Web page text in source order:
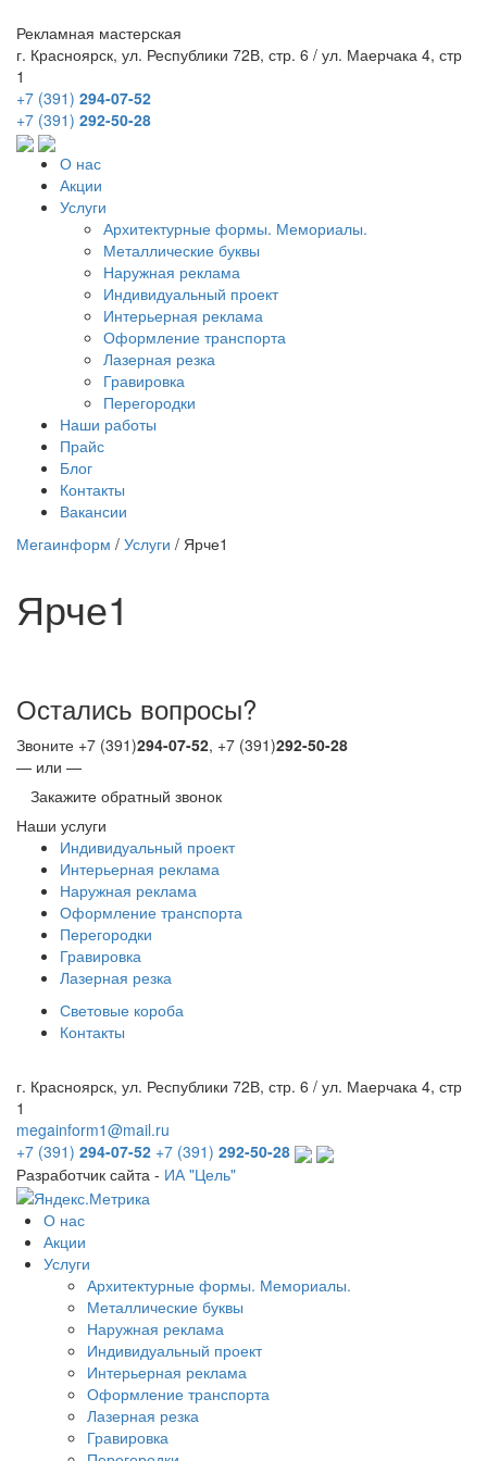
Рекламная мастерская
г. Красноярск, ул. Республики 72В, стр. 6 / ул. Маерчака 4, стр
1
+7 (391) 294-07-52
+7 (391) 292-50-28
О нас
Акции
Услуги
Архитектурные формы. Мемориалы.
Металлические буквы
Наружная реклама
Индивидуальный проект
Интерьерная реклама
Оформление транспорта
Лазерная резка
Гравировка
Перегородки
Наши работы
Прайс
Блог
Контакты
Вакансии
Мегаинформ / Услуги / Ярче1
Ярче1
Остались вопросы?
Звоните +7 (391)294-07-52, +7 (391)292-50-28
— или —
Закажите обратный звонок
Наши услуги
Индивидуальный проект
Интерьерная реклама
Наружная реклама
Оформление транспорта
Перегородки
Гравировка
Лазерная резка
Световые короба
Контакты
г. Красноярск, ул. Республики 72В, стр. 6 / ул. Маерчака 4, стр
1
megainform1@mail.ru
+7 (391) 294-07-52 +7 (391) 292-50-28
Разработчик сайта - ИА "Цель"
О нас
Акции
Услуги
Архитектурные формы. Мемориалы.
Металлические буквы
Наружная реклама
Индивидуальный проект
Интерьерная реклама
Оформление транспорта
Лазерная резка
Гравировка